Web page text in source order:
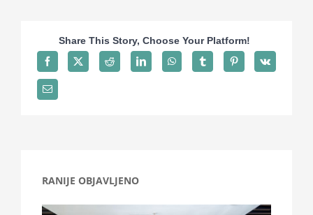
Kontakt
Search
Share This Story, Choose Your Platform!
RANIJE OBJAVLJENO